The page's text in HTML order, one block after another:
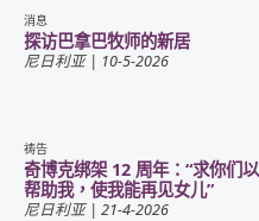
消息
探访巴拿巴牧师的新居
尼日利亚| 10-5-2026
祷告
奇博克绑架 12 周年：“求你们
帮助我，使我能再见女儿”
尼日利亚| 21-4-2026